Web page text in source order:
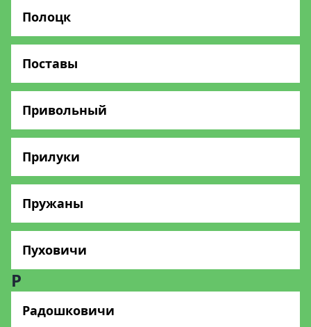
Полоцк
Поставы
Привольный
Прилуки
Пружаны
Пуховичи
Р
Радошковичи